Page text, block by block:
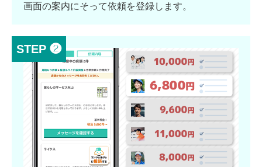
画面の案内にそって依頼を登録します。
STEP ❷